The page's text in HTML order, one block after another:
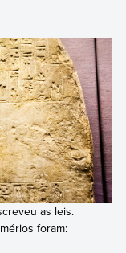
as leis.
foram: